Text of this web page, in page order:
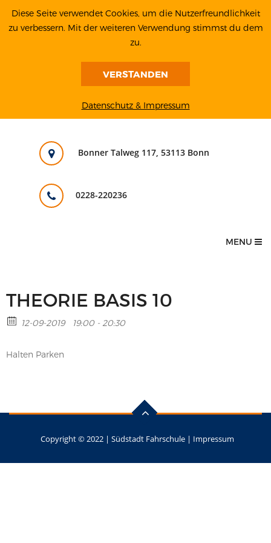
Bonner Talweg 117, 53113 Bonn
0228-220236
MENU
THEORIE BASIS 10
12-09-2019 19:00 - 20:30
Halten Parken
Copyright © 2022 | Südstadt Fahrschule | Impressum
Diese Seite verwendet Cookies, um die Nutzerfreundlichkeit
zu verbessern. Mit der weiteren Verwendung stimmst du dem
zu.
VERSTANDEN
Datenschutz & Impressum